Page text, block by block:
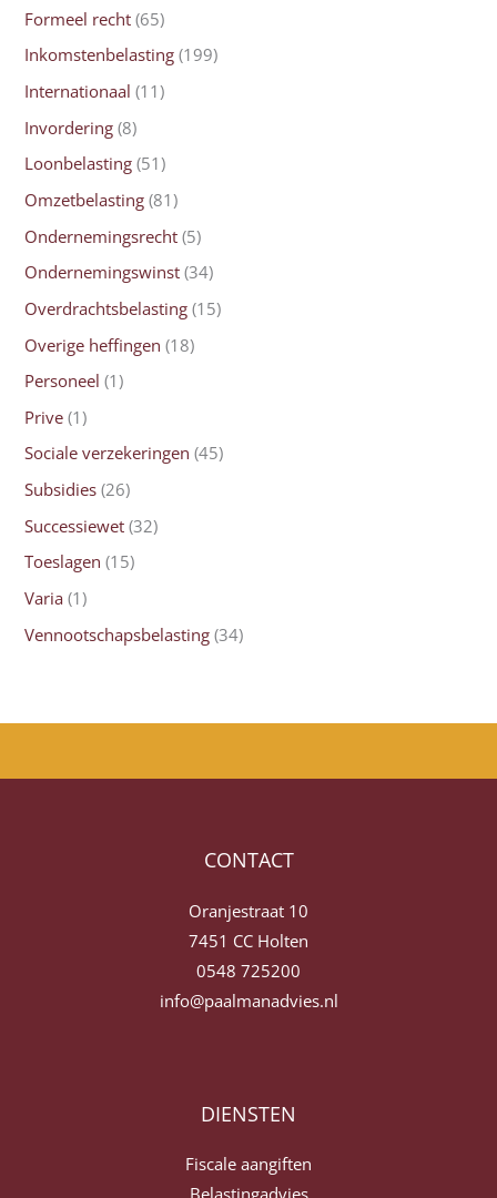
Formeel recht (65)
Inkomstenbelasting (199)
Internationaal (11)
Invordering (8)
Loonbelasting (51)
Omzetbelasting (81)
Ondernemingsrecht (5)
Ondernemingswinst (34)
Overdrachtsbelasting (15)
Overige heffingen (18)
Personeel (1)
Prive (1)
Sociale verzekeringen (45)
Subsidies (26)
Successiewet (32)
Toeslagen (15)
Varia (1)
Vennootschapsbelasting (34)
CONTACT
Oranjestraat 10
7451 CC Holten
0548 725200
info@paalmanadvies.nl
DIENSTEN
Fiscale aangiften